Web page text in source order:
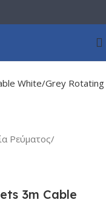
Ρεύματος
3m Cable